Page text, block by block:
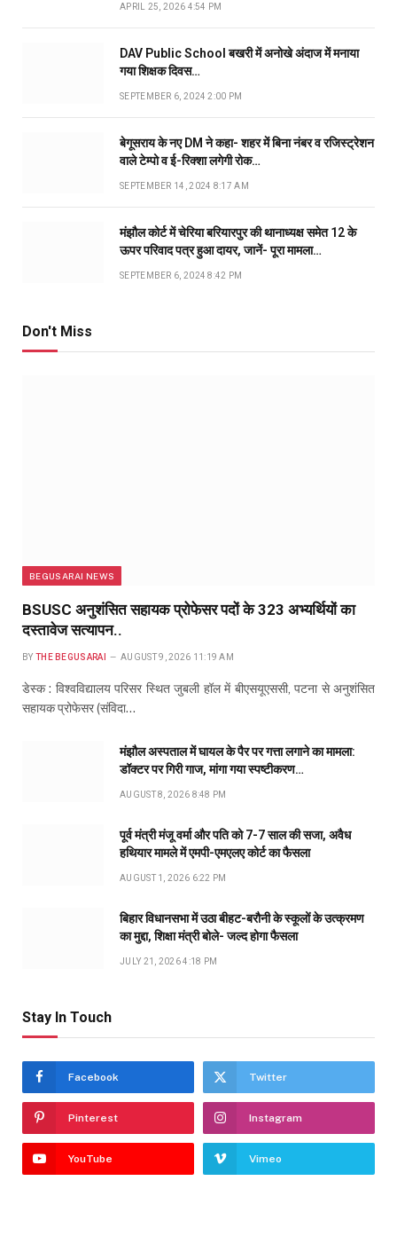
APRIL 25, 2026 4:54 PM
DAV Public School बखरी में अनोखे अंदाज में मनाया
गया शिक्षक दिवस…
SEPTEMBER 6, 2024 2:00 PM
बेगूसराय के नए DM ने कहा- शहर में बिना नंबर व रजिस्ट्रेशन
वाले टेम्पो व ई-रिक्शा लगेगी रोक…
SEPTEMBER 14, 2024 8:17 AM
मंझौल कोर्ट में चेरिया बरियारपुर की थानाध्यक्ष समेत 12 के
ऊपर परिवाद पत्र हुआ दायर, जानें- पूरा मामला…
SEPTEMBER 6, 2024 8:42 PM
Don't Miss
BEGUSARAI NEWS
BSUSC अनुशंसित सहायक प्रोफेसर पदों के 323 अभ्यर्थियों का
दस्तावेज सत्यापन..
BY THE BEGUSARAI AUGUST 9, 2026 11:19 AM
डेस्क : विश्वविद्यालय परिसर स्थित जुबली हॉल में बीएसयूएससी, पटना से अनुशंसित
सहायक प्रोफेसर (संविदा…
मंझौल अस्पताल में घायल के पैर पर गत्ता लगाने का मामला:
डॉक्टर पर गिरी गाज, मांगा गया स्पष्टीकरण…
AUGUST 8, 2026 8:48 PM
पूर्व मंत्री मंजू वर्मा और पति को 7-7 साल की सजा, अवैध
हथियार मामले में एमपी-एमएलए कोर्ट का फैसला
AUGUST 1, 2026 6:22 PM
बिहार विधानसभा में उठा बीहट-बरौनी के स्कूलों के उत्क्रमण
का मुद्दा, शिक्षा मंत्री बोले- जल्द होगा फैसला
JULY 21, 2026 4:18 PM
Stay In Touch
Facebook Twitter
Pinterest Instagram
YouTube Vimeo